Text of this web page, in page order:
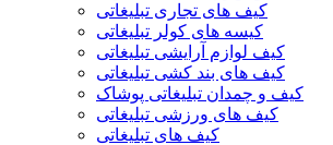
کیف های تجاری تبلیغاتی
کیسه های کولر تبلیغاتی
کیف لوازم آرایشی تبلیغاتی
کیف های بند کشی تبلیغاتی
کیف و چمدان تبلیغاتی پوشاک
کیف های ورزشی تبلیغاتی
کیف های تبلیغاتی